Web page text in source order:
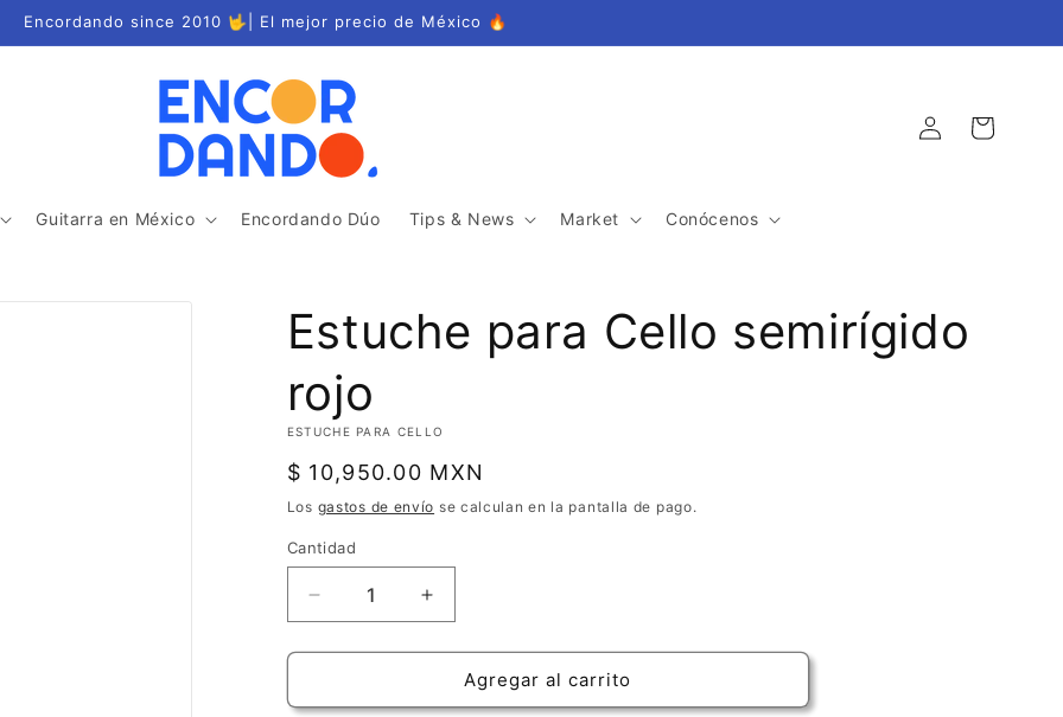
Encordando since 2010 🤟| El mejor precio de México 🔥
Guitarra en México Encordando Dúo Tips & News Market Conócenos
Iniciar
sesión
Carrito
Estuche para Cello semirígido
rojo
ESTUCHE PARA CELLO
Precio
habitual
$ 10,950.00 MXN
Los gastos de envío se calculan en la pantalla de pago.
Cantidad
Cantidad
Reducir
cantidad
para
para
Aumentar
cantidad
para
Estuche
para
Agregar al carrito